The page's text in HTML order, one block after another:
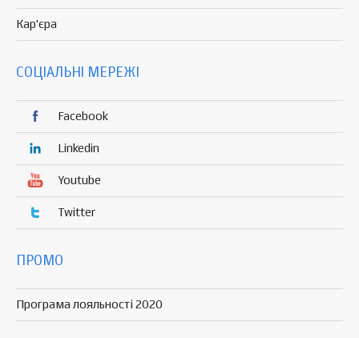
Кар'єра
СОЦІАЛЬНІ МЕРЕЖІ
Facebook
Linkedin
Youtube
Twitter
ПРОМО
Програма лояльності 2020